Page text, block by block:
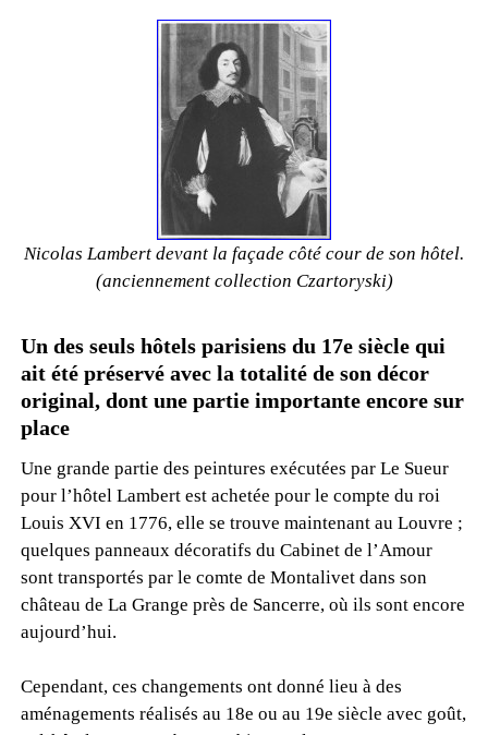
Nicolas Lambert devant la façade côté cour de son hôtel.
(anciennement collection Czartoryski)
Un des seuls hôtels parisiens du 17e siècle qui
ait été préservé avec la totalité de son décor
original, dont une partie importante encore sur
place
Une grande partie des peintures exécutées par Le Sueur
pour l’hôtel Lambert est achetée pour le compte du roi
Louis XVI en 1776, elle se trouve maintenant au Louvre ;
quelques panneaux décoratifs du Cabinet de l’Amour
sont transportés par le comte de Montalivet dans son
château de La Grange près de Sancerre, où ils sont encore
aujourd’hui.
Cependant, ces changements ont donné lieu à des
aménagements réalisés au 18e ou au 19e siècle avec goût,